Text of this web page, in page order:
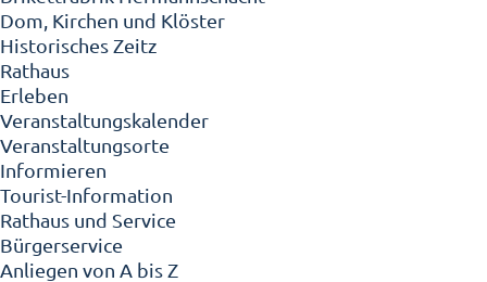
Dom, Kirchen und Klöster
Historisches Zeitz
Rathaus
Erleben
Veranstaltungskalender
Veranstaltungsorte
Informieren
Tourist-Information
Rathaus und Service
Bürgerservice
Anliegen von A bis Z